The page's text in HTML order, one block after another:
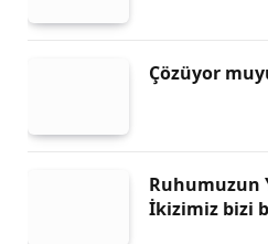
Çözüyor
Ruhumuzun
İkizimiz bizi